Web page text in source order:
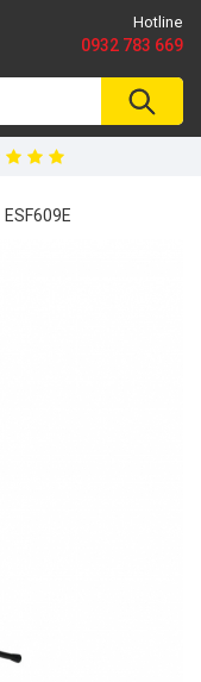
Hotline
0932 783 669
ESF609E